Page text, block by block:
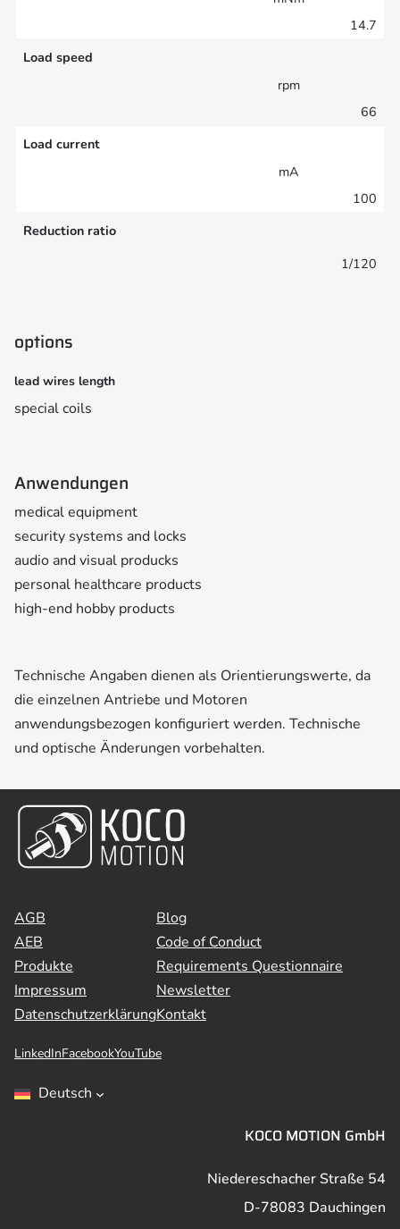
14.7
Load speed
rpm
66
Load current
mA
100
Reduction ratio
1/120
options
lead wires length
special coils
Anwendungen
medical equipment
security systems and locks
audio and visual producks
personal healthcare products
high-end hobby products
Technische Angaben dienen als Orientierungswerte, da
die einzelnen Antriebe und Motoren
anwendungsbezogen konfiguriert werden. Technische
und optische Änderungen vorbehalten.
AGB
AEB
Produkte
Impressum
Datenschutzerklärung
Blog
Code of Conduct
Requirements Questionnaire
Newsletter
Kontakt
LinkedInFacebookYouTube
Deutsch
KOCO MOTION GmbH
Niedereschacher Straße 54
D-78083 Dauchingen